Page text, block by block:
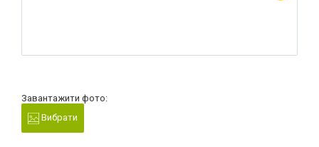
Завантажити фото:
Вибрати